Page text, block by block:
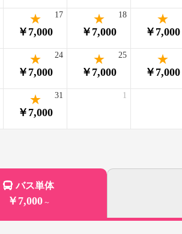
￥7,000
17
￥7,000
18
￥7,000
￥7,000
24
￥7,000
25
￥7,000
￥7,000
31 1
バス単体
￥7,000 ～